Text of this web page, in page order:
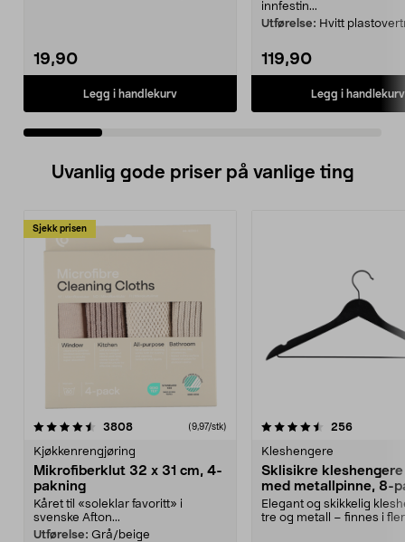
19,90
Legg i handlekurv
innfestin...
Utførelse: Hvitt
119,90
Legg i handlekurv
Uvanlig gode priser på vanlige ting
Sjekk prisen
3808anmeldelser(9,97/stk)
Kjøkkenrengjøring
Mikrofiberklut 32 x 31 cm, 4-
pakning
Kåret til «soleklar favoritt» i
svenske Afton...
Utførelse: Grå/beige
4.5av 5 stjerner 256
Kleshengere
Sklisikre
med metallpinne, 8-
Elegant og skikkelig
tre og metall – finnes i
4.5av 5 stjerner